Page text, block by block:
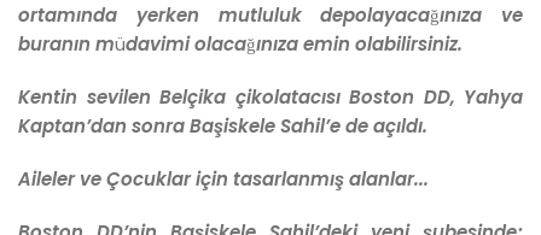
ortamında yerken mutluluk depolayacağınıza ve
buranın müdavimi olacağınıza emin olabilirsiniz.
Kentin sevilen Belçika çikolatacısı Boston DD, Yahya
Kaptan’dan sonra Başiskele Sahil’e de açıldı.
Aileler ve Çocuklar için tasarlanmış alanlar...